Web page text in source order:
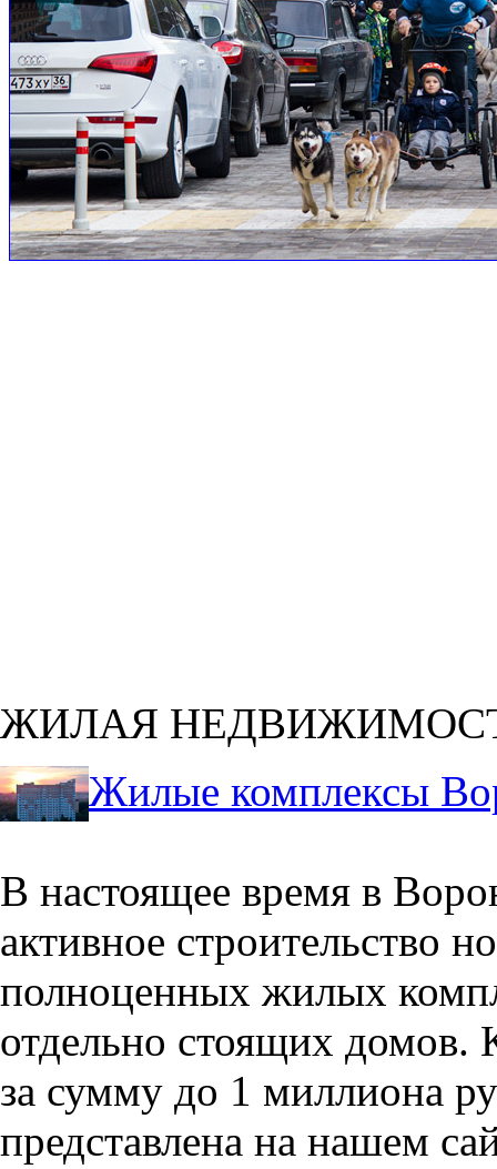
ЖИЛАЯ
Жилые комплексы
В настоящее время в
активное строительство
полноценных жилых
отдельно стоящих домов.
за сумму до 1 миллиона
представлена на нашем